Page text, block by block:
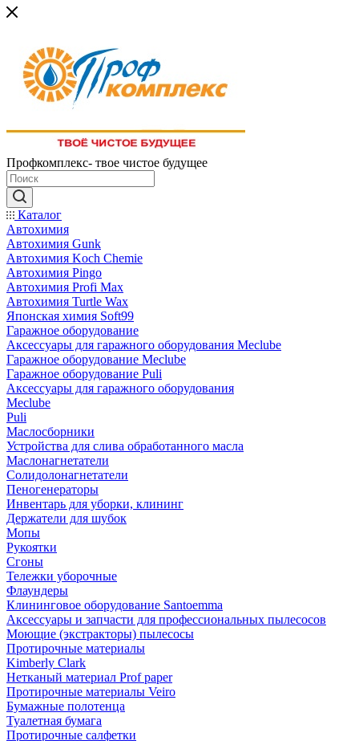
Профкомплекс- твое чистое будущее
Каталог
Автохимия
Автохимия Gunk
Автохимия Koch Chemie
Автохимия Pingo
Автохимия Profi Max
Автохимия Turtle Wax
Японская химия Soft99
Гаражное оборудование
Аксессуары для гаражного оборудования Meclube
Гаражное оборудование Meclube
Гаражное оборудование Puli
Аксессуары для гаражного оборудования
Meclube
Puli
Маслосборники
Устройства для слива обработанного масла
Маслонагнетатели
Солидолонагнетатели
Пеногенераторы
Инвентарь для уборки, клининг
Держатели для шубок
Мопы
Рукоятки
Сгоны
Тележки уборочные
Флаундеры
Клининговое оборудование Santoemma
Аксессуары и запчасти для профессиональных пылесосов
Моющие (экстракторы) пылесосы
Протирочные материалы
Kimberly Clark
Нетканый материал Prof paper
Протирочные материалы Veiro
Бумажные полотенца
Туалетная бумага
Протирочные салфетки